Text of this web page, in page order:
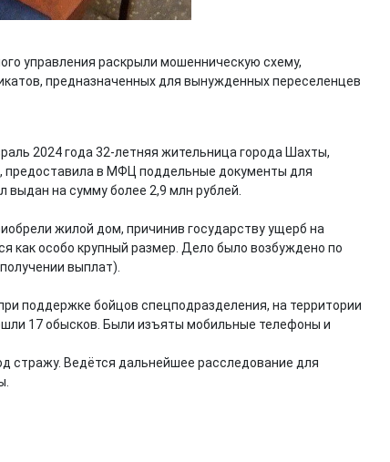
управления раскрыли мошенническую схему,
предназначенных для вынужденных переселенцев
2024 года 32-летняя жительница города Шахты,
предоставила в МФЦ поддельные документы для
на сумму более 2,9 млн рублей.
жилой дом, причинив государству ущерб на
как особо крупный размер. Дело было возбуждено по
выплат).
поддержке бойцов спецподразделения, на территории
17 обысков. Были изъяты мобильные телефоны и
стражу. Ведётся дальнейшее расследование для